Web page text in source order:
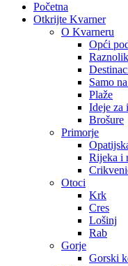
Početna
Otkrijte Kvarner
O Kvarneru
Opći
Samo
Plaže
Ideje za
Brošure
Primorje
Rijeka i
Otoci
Krk
Cres
Lošinj
Rab
Gorje
Gorski